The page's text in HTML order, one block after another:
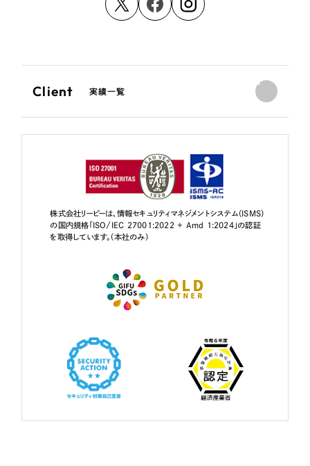
Client 実績一覧
株式会社リーピーは、情報セキュリティマネジメントシステム（ISMS）
の国内規格「ISO/IEC 27001:2022 + Amd 1:2024」の認証
を取得しています。（本社のみ）